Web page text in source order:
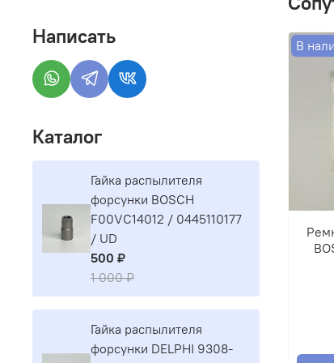
В
Написать
Каталог
Гайка распылителя
форсунки BOSCH
F00VC14012 / 0445110177
/ UD
500 ₽
1 000 ₽
Гайка распылителя
форсунки DELPHI 9308-